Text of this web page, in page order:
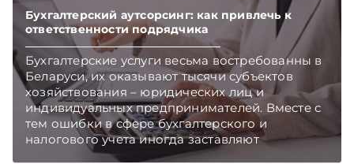
Бухгалтерский аутсорсинг: как привлечь к
ответственности подрядчика
Бухгалтерские услуги весьма востребованны в
Беларуси, их оказывают тысячи субъектов
хозяйствования – юридических лиц и
индивидуальных предпринимателей. Вместе с
тем ошибки в сфере бухгалтерского и
налогового учета иногда заставляют
заказчиков судиться с бухгалтерскими